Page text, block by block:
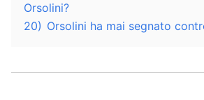
Orsolini?
20) Orsolini ha mai segnato